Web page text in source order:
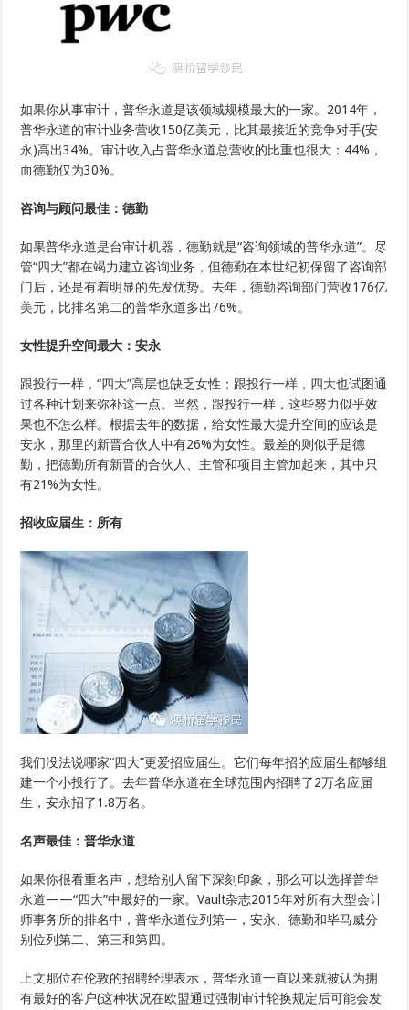
如果你从事审计，普华永道是该领域规模最大的一家。2014年，
普华永道的审计业务营收150亿美元，比其最接近的竞争对手(安
永)高出34%。审计收入占普华永道总营收的比重也很大：44%，
而德勤仅为30%。
咨询与顾问最佳：德勤
如果普华永道是台审计机器，德勤就是“咨询领域的普华永道”。尽
管“四大”都在竭力建立咨询业务，但德勤在本世纪初保留了咨询部
门后，还是有着明显的先发优势。去年，德勤咨询部门营收176亿
美元，比排名第二的普华永道多出76%。
女性提升空间最大：安永
跟投行一样，“四大”高层也缺乏女性；跟投行一样，四大也试图通
过各种计划来弥补这一点。当然，跟投行一样，这些努力似乎效
果也不怎么样。根据去年的数据，给女性最大提升空间的应该是
安永，那里的新晋合伙人中有26%为女性。最差的则似乎是德
勤，把德勤所有新晋的合伙人、主管和项目主管加起来，其中只
有21%为女性。
招收应届生：所有
我们没法说哪家“四大”更爱招应届生。它们每年招的应届生都够组
建一个小投行了。去年普华永道在全球范围内招聘了2万名应届
生，安永招了1.8万名。
名声最佳：普华永道
如果你很看重名声，想给别人留下深刻印象，那么可以选择普华
永道——“四大”中最好的一家。Vault杂志2015年对所有大型会计
师事务所的排名中，普华永道位列第一，安永、德勤和毕马威分
别位列第二、第三和第四。
上文那位在伦敦的招聘经理表示，普华永道一直以来就被认为拥
有最好的客户(这种状况在欧盟通过强制审计轮换规定后可能会发